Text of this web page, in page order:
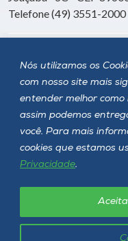
Nós utilizamos os
com nosso site mais
entender melhor como
assim podemos
você. Para mais
cookies que estamos
Privacidade.
Telefone (49) 3551-2000
Siga a Unoesc
Unoesc © 2026 - Todos os
Política de privacidade